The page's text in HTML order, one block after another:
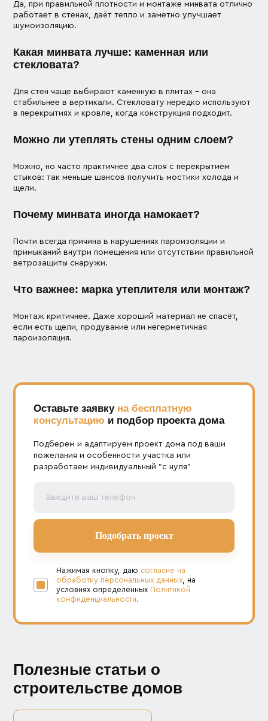
Да, при правильной плотности и монтаже минвата отлично
работает в стенах, даёт тепло и заметно улучшает
шумоизоляцию.
Какая минвата лучше: каменная или
стекловата?
Для стен чаще выбирают каменную в плитах – она
стабильнее в вертикали. Стекловату нередко используют
в перекрытиях и кровле, когда конструкция подходит.
Можно ли утеплять стены одним слоем?
Можно, но часто практичнее два слоя с перекрытием
стыков: так меньше шансов получить мостики холода и
щели.
Почему минвата иногда намокает?
Почти всегда причина в нарушениях пароизоляции и
примыканий внутри помещения или отсутствии правильной
ветрозащиты снаружи.
Что важнее: марка утеплителя или монтаж?
Монтаж критичнее. Даже хороший материал не спасёт,
если есть щели, продувание или негерметичная
пароизоляция.
Оставьте заявку на бесплатную
консультацию и подбор проекта дома
Подберем и адаптируем проект дома под ваши
пожелания и особенности участка или
разработаем индивидуальный "с нуля"
Нажимая кнопку, даю согласие на
обработку персональных данных , на
условиях определенных Политикой
конфиденциальности.
Полезные статьи о
строительстве домов